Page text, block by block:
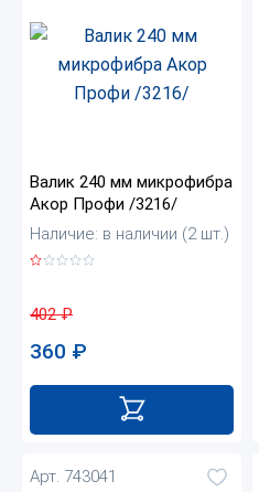
Валик 240 мм микрофибра
Акор Профи /3216/
Наличие: в наличии (2 шт.)
402₽
360 ₽
Арт. 743041